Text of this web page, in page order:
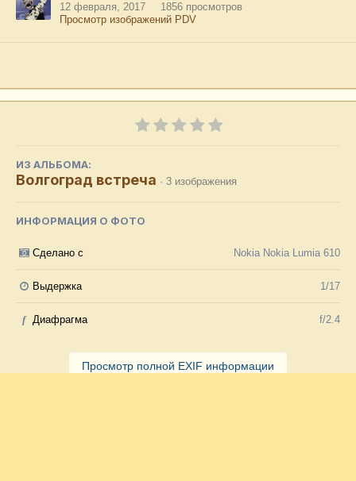
12 февраля, 2017
1856 просмотров
Просмотр изображений PDV
ИЗ АЛЬБОМА:
Волгоград встреча · 3 изображения
ИНФОРМАЦИЯ О ФОТО
Сделано с Nokia Nokia Lumia 610
Выдержка 1/17
f Диафрагма f/2.4
Просмотр полной EXIF информации